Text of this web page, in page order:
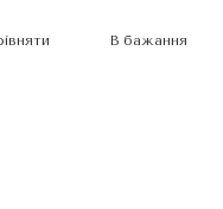
В бажання